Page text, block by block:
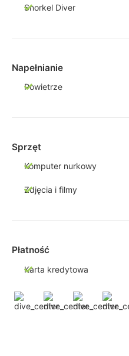
Snorkel Diver
Napełnianie
Powietrze
Sprzęt
Komputer nurkowy
Zdjęcia i filmy
Płatność
Karta kredytowa